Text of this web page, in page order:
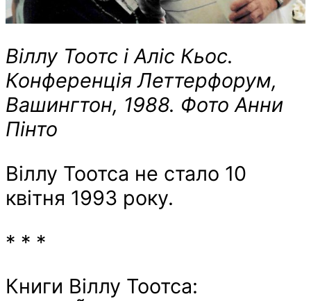
Віллу Тоотс і Аліс Кьос.
Конференція Леттерфорум,
Вашингтон, 1988. Фото Анни
Пінто
Віллу Тоотса не стало 10
квітня 1993 року.
* * *
Книги Віллу Тоотса: